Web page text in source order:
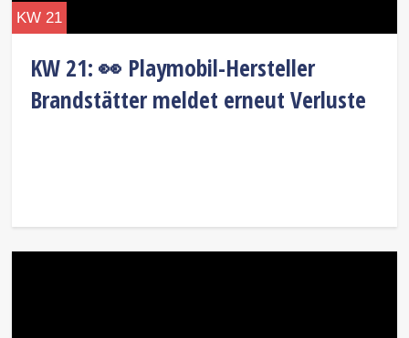
KW 21: 👀 Playmobil-Hersteller
Brandstätter meldet erneut Verluste
KW 21